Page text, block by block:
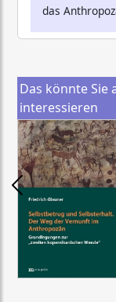
das
Das könnte Sie
interessieren